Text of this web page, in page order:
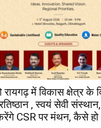
में विकास क्षेत्र के
, स्वयं सेवी संस्थान,
CSR पर मंथन, कैसे हो